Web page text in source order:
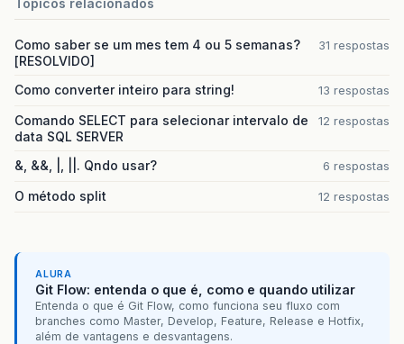
Como saber se um mes tem 4 ou 5 semanas?
[RESOLVIDO]
31 respostas
Como converter inteiro para string! 13 respostas
Comando SELECT para selecionar intervalo de
data SQL SERVER
12 respostas
&, &&, |, ||. Qndo usar? 6 respostas
O método split 12 respostas
ALURA
Git Flow: entenda o que é, como e quando utilizar
Entenda o que é Git Flow, como funciona seu fluxo com
branches como Master, Develop, Feature, Release e Hotfix,
além de vantagens e desvantagens.